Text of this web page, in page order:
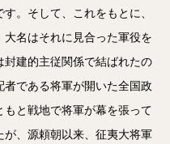
。そして、これをもとに、
名はそれに見合った軍役を
建的主従関係で結ばれたの
である将軍が開いた全国政
と戦地で将軍が幕を張って
、源頼朝以来、征夷大将軍